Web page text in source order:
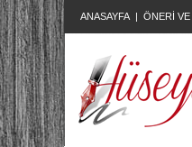
ANASAYFA | ÖNERİ VE